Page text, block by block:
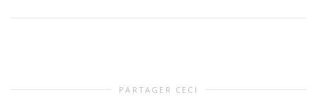
PARTAGER CECI